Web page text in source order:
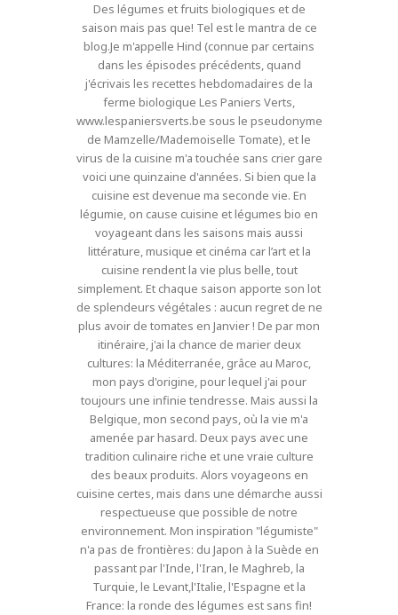
Des légumes et fruits biologiques et de
saison mais pas que! Tel est le mantra de ce
blog.Je m'appelle Hind (connue par certains
dans les épisodes précédents, quand
j'écrivais les recettes hebdomadaires de la
ferme biologique Les Paniers Verts,
www.lespaniersverts.be sous le pseudonyme
de Mamzelle/Mademoiselle Tomate), et le
virus de la cuisine m'a touchée sans crier gare
voici une quinzaine d'années. Si bien que la
cuisine est devenue ma seconde vie. En
légumie, on cause cuisine et légumes bio en
voyageant dans les saisons mais aussi
littérature, musique et cinéma car l’art et la
cuisine rendent la vie plus belle, tout
simplement. Et chaque saison apporte son lot
de splendeurs végétales : aucun regret de ne
plus avoir de tomates en Janvier ! De par mon
itinéraire, j'ai la chance de marier deux
cultures: la Méditerranée, grâce au Maroc,
mon pays d'origine, pour lequel j'ai pour
toujours une infinie tendresse. Mais aussi la
Belgique, mon second pays, où la vie m'a
amenée par hasard. Deux pays avec une
tradition culinaire riche et une vraie culture
des beaux produits. Alors voyageons en
cuisine certes, mais dans une démarche aussi
respectueuse que possible de notre
environnement. Mon inspiration "légumiste"
n'a pas de frontières: du Japon à la Suède en
passant par l'Inde, l'Iran, le Maghreb, la
Turquie, le Levant,l'Italie, l'Espagne et la
France: la ronde des légumes est sans fin!